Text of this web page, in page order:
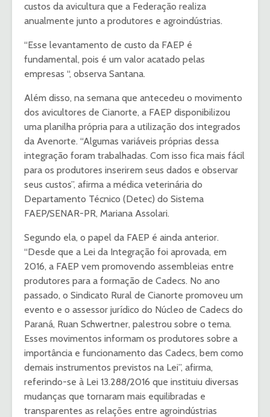
custos da avicultura que a Federação realiza
anualmente junto a produtores e agroindústrias.
“Esse levantamento de custo da FAEP é
fundamental, pois é um valor acatado pelas
empresas “, observa Santana.
Além disso, na semana que antecedeu o movimento
dos avicultores de Cianorte, a FAEP disponibilizou
uma planilha própria para a utilização dos integrados
da Avenorte. “Algumas variáveis próprias dessa
integração foram trabalhadas. Com isso fica mais fácil
para os produtores inserirem seus dados e observar
seus custos”, afirma a médica veterinária do
Departamento Técnico (Detec) do Sistema
FAEP/SENAR-PR, Mariana Assolari.
Segundo ela, o papel da FAEP é ainda anterior.
“Desde que a Lei da Integração foi aprovada, em
2016, a FAEP vem promovendo assembleias entre
produtores para a formação de Cadecs. No ano
passado, o Sindicato Rural de Cianorte promoveu um
evento e o assessor jurídico do Núcleo de Cadecs do
Paraná, Ruan Schwertner, palestrou sobre o tema.
Esses movimentos informam os produtores sobre a
importância e funcionamento das Cadecs, bem como
demais instrumentos previstos na Lei”, afirma,
referindo-se à Lei 13.288/2016 que instituiu diversas
mudanças que tornaram mais equilibradas e
transparentes as relações entre agroindústrias